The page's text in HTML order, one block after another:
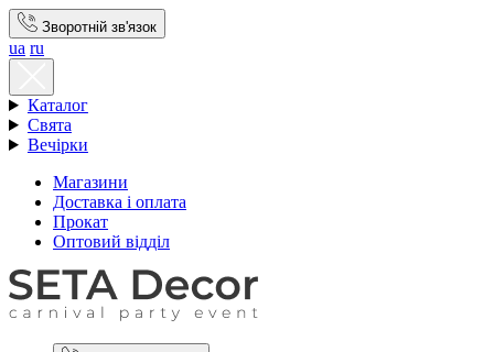
Зворотній зв'язок
ua ru
Каталог
Свята
Вечірки
Магазини
Доставка і оплата
Прокат
Оптовий відділ